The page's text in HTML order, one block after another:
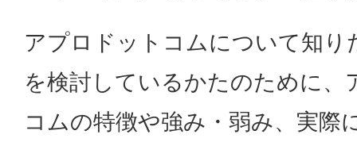
アプロドットコムについて知り
を検討しているかたのために、
コムの特徴や強み・弱み、実際